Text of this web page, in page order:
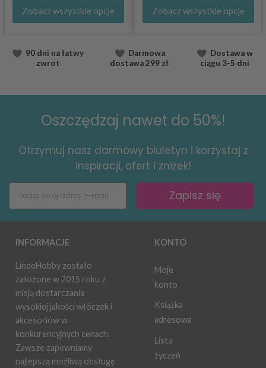
Zobacz wszystkie opcje Zobacz wszystkie opcje
90 dni na łatwy
zwrot
Darmowa
dostawa299 zł
Dostawaw
ciągu 3-5 dni
Oszczędzaj nawet do 50%!
Otrzymuj nasz darmowy biuletyn i korzystaj z
inspiracji, ofert i zniżek!
Zapisz się
INFORMACJE
LindeHobby zostało
założone w 2015 roku z
misją dostarczania
wysokiej jakości włóczek i
akcesoriów w
konkurencyjnych cenach.
Zawsze zapewniamy
najlepszą możliwą obsługę
KONTO
Moje
konto
Książka
adresowa
Lista
życzeń